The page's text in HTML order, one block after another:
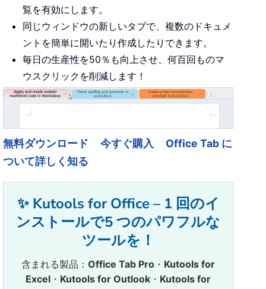
覧を有効にします。
同じウィンドウの新しいタブで、複数のドキュメ
ントを簡単に開いたり作成したりできます。
毎日の生産性を50％も向上させ、何百回ものマ
ウスクリックを削減します！
無料ダウンロード 今すぐ購入
Office Tab に
ついて詳しく知る
✨ Kutools for Office – 1 回のイ
ンストールで5 つのパワフルな
ツールを！
含まれる製品： Office Tab Pro ・ Kutools for
Excel ・ Kutools for Outlook ・ Kutools for